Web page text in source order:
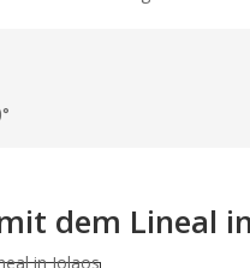
dem Lineal